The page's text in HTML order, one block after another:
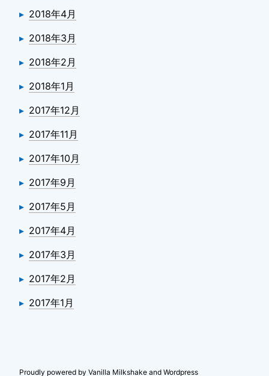
2018年4月
2018年3月
2018年2月
2018年1月
2017年12月
2017年11月
2017年10月
2017年9月
2017年5月
2017年4月
2017年3月
2017年2月
2017年1月
Proudly powered by Vanilla Milkshake and Wordpress